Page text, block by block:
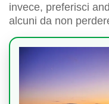
invece, preferisci
alcuni da non